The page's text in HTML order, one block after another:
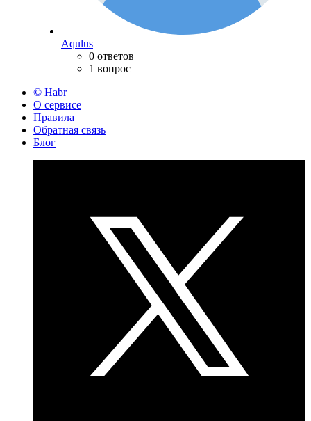
Aqulus
0 ответов
1 вопрос
© Habr
О сервисе
Правила
Обратная связь
Блог